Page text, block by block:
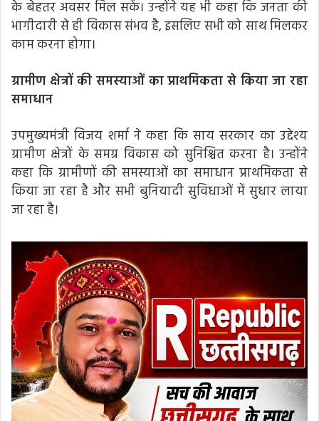
के बेहतर अवसर मिल सकें। उन्होंने यह भी कहा कि जनता की
भागीदारी से ही विकास संभव है, इसलिए सभी को साथ मिलकर
काम करना होगा।
ग्रामीण क्षेत्रों की समस्याओं का प्राथमिकता से किया जा रहा
समाधान
उपमुख्यमंत्री विजय शर्मा ने कहा कि साय सरकार का उद्देश्य
ग्रामीण क्षेत्रों के समग्र विकास को सुनिश्चित करना है। उन्होंने
कहा कि ग्रामीणों की समस्याओं का समाधान प्राथमिकता से
किया जा रहा है और सभी बुनियादी सुविधाओं में सुधार लाया
जा रहा है।